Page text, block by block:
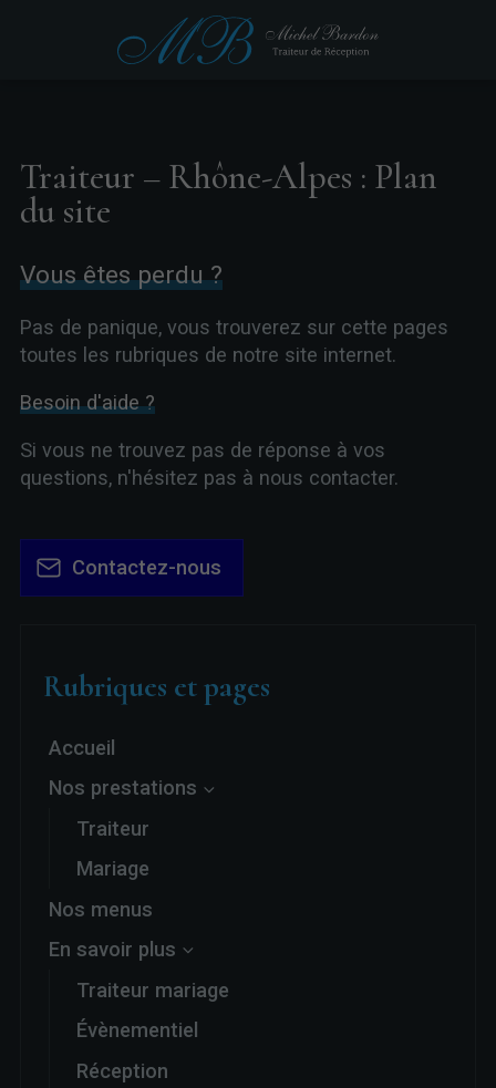
Traiteur – Rhône-Alpes : Plan
du site
Vous êtes perdu ?
Pas de panique, vous trouverez sur cette pages
toutes les rubriques de notre site internet.​​
Besoin d'aide ?
Si vous ne trouvez pas de réponse à vos
questions, n'hésitez pas à nous contacter.
Contactez-nous
Rubriques et pages
Accueil
Nos prestations
Traiteur
Mariage
Nos menus
En savoir plus
Traiteur mariage
Évènementiel
Réception